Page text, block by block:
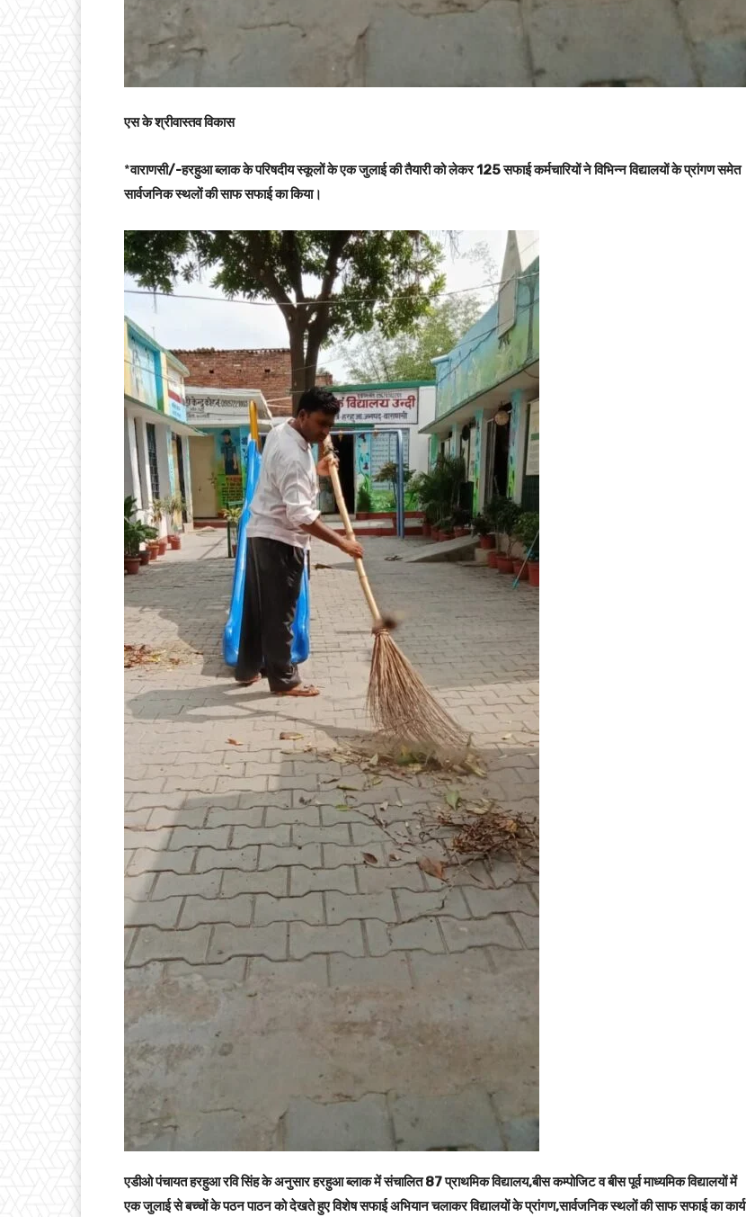
एस के श्रीवास्तव विकास
*वाराणसी/-हरहुआ ब्लाक के परिषदीय स्कूलों के एक जुलाई की तैयारी को लेकर 125 सफाई कर्मचारियों ने विभिन्न विद्यालयों के प्रांगण समेत
सार्वजनिक स्थलों की साफ सफाई का किया।
एडीओ पंचायत हरहुआ रवि सिंह के अनुसार हरहुआ ब्लाक में संचालित 87 प्राथमिक विद्यालय,बीस कम्पोजिट व बीस पूर्व माध्यमिक विद्यालयों में
एक जुलाई से बच्चों के पठन पाठन को देखते हुए विशेष सफाई अभियान चलाकर विद्यालयों के प्रांगण,सार्वजनिक स्थलों की साफ सफाई का कार्य